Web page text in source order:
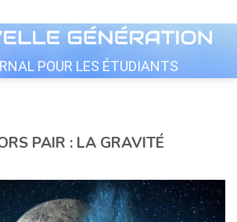
POUR LES ÉTUDIANTS
PAIR : LA GRAVITÉ